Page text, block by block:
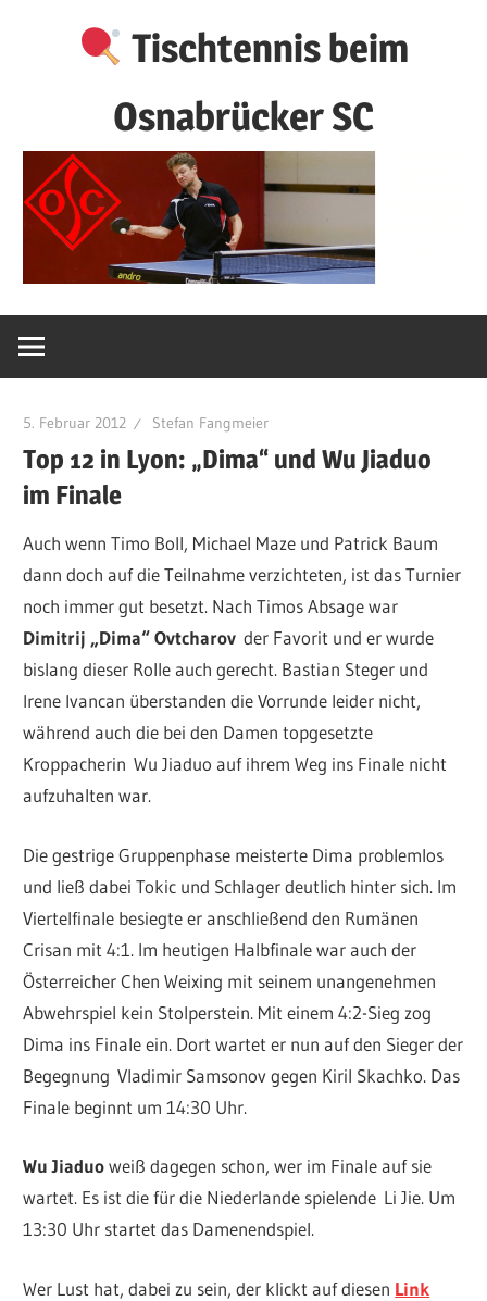
Tischtennis beim
Osnabrücker SC
5. Februar 2012 Stefan Fangmeier
Top 12 in Lyon: „Dima“ und Wu Jiaduo
im Finale
Auch wenn Timo Boll, Michael Maze und Patrick Baum
dann doch auf die Teilnahme verzichteten, ist das Turnier
noch immer gut besetzt. Nach Timos Absage war
Dimitrij „Dima“ Ovtcharov der Favorit und er wurde
bislang dieser Rolle auch gerecht. Bastian Steger und
Irene Ivancan überstanden die Vorrunde leider nicht,
während auch die bei den Damen topgesetzte
Kroppacherin Wu Jiaduo auf ihrem Weg ins Finale nicht
aufzuhalten war.
Die gestrige Gruppenphase meisterte Dima problemlos
und ließ dabei Tokic und Schlager deutlich hinter sich. Im
Viertelfinale besiegte er anschließend den Rumänen
Crisan mit 4:1. Im heutigen Halbfinale war auch der
Österreicher Chen Weixing mit seinem unangenehmen
Abwehrspiel kein Stolperstein. Mit einem 4:2-Sieg zog
Dima ins Finale ein. Dort wartet er nun auf den Sieger der
Begegnung Vladimir Samsonov gegen Kiril Skachko. Das
Finale beginnt um 14:30 Uhr.
Wu Jiaduoweiß dagegen schon, wer im Finale auf sie
wartet. Es ist die für die Niederlande spielende Li Jie. Um
13:30 Uhr startet das Damenendspiel.
Wer Lust hat, dabei zu sein, der klickt auf diesen Link